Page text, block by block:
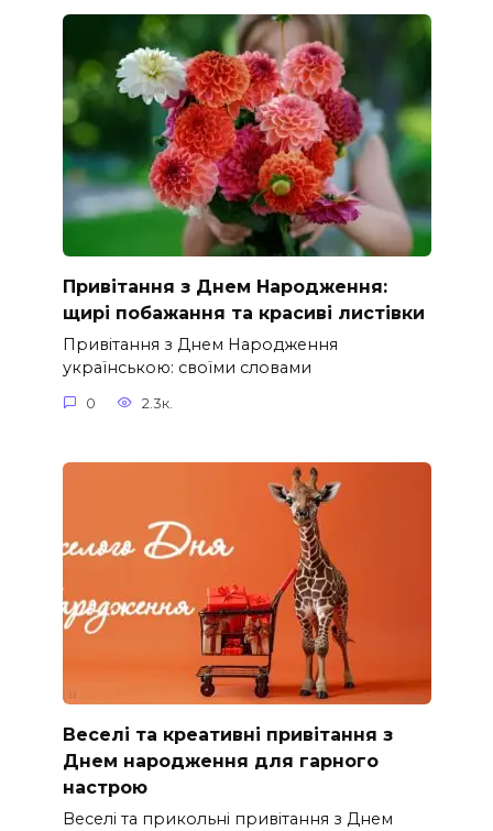
Привітання з Днем Народження:
щирі побажання та красиві листівки
Привітання з Днем Народження
українською: своїми словами
0 2.3к.
Веселі та креативні привітання з
Днем народження для гарного
настрою
Веселі та прикольні привітання з Днем